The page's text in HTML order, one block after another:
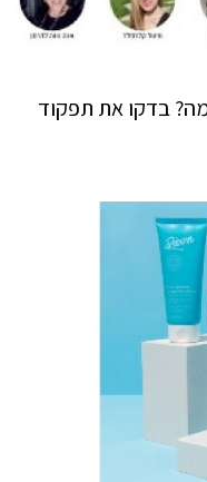
בדקו את תפקוד